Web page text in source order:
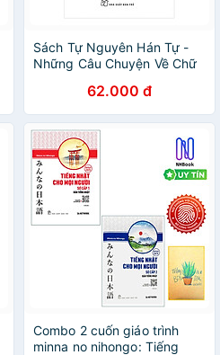
Sách Tự Nguyên Hán Tự -
Những Câu Chuyện Về Chữ
62.000 đ
Combo 2 cuốn giáo trình
minna no nihongo: Tiếng